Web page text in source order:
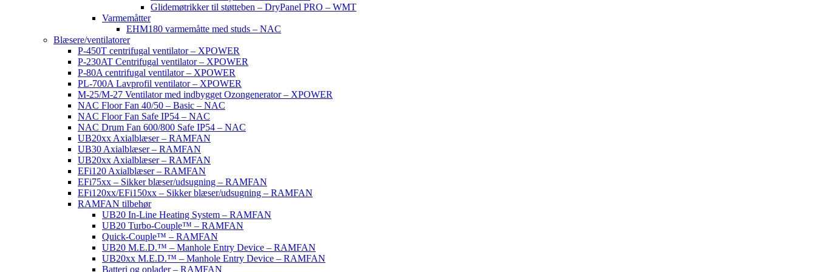
Glidemøtrikker til støtteben – DryPanel PRO – WMT
Varmemåtter
EHM180 varmemåtte med studs – NAC
Blæsere/ventilatorer
P-450T centrifugal ventilator – XPOWER
P-230AT Centrifugal ventilator – XPOWER
P-80A centrifugal ventilator – XPOWER
PL-700A Lavprofil ventilator – XPOWER
M-25/M-27 Ventilator med indbygget Ozongenerator – XPOWER
NAC Floor Fan 40/50 – Basic – NAC
NAC Floor Fan Safe IP54 – NAC
NAC Drum Fan 600/800 Safe IP54 – NAC
UB20xx Axialblæser – RAMFAN
UB30 Axialblæser – RAMFAN
UB20xx Axialblæser – RAMFAN
EFi120 Axialblæser – RAMFAN
EFi75xx – Sikker blæser/udsugning – RAMFAN
EFi120xx/EFi150xx – Sikker blæser/udsugning – RAMFAN
RAMFAN tilbehør
UB20 In-Line Heating System – RAMFAN
UB20 Turbo-Couple™ – RAMFAN
Quick-Couple™ – RAMFAN
UB20 M.E.D.™ – Manhole Entry Device – RAMFAN
UB20xx M.E.D.™ – Manhole Entry Device – RAMFAN
Batteri og oplader – RAMFAN